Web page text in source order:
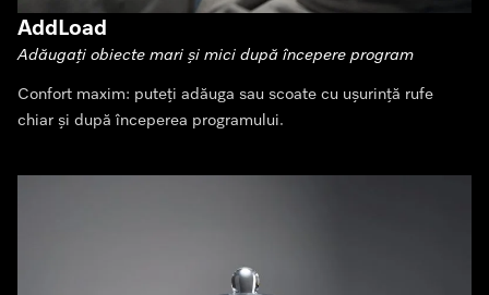
AddLoad
Adăugați obiecte mari și mici după începere program
Confort maxim: puteți adăuga sau scoate cu ușurință rufe
chiar și după începerea programului.